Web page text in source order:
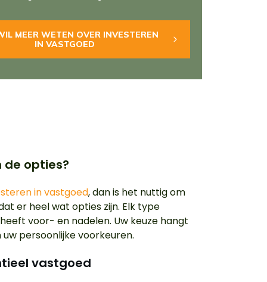
MEER WETEN OVER INVESTEREN
IN VASTGOED
de opties?
in vastgoed, dan is het nuttig om
er heel wat opties zijn. Elk type
voor- en nadelen. Uw keuze hangt
uw persoonlijke voorkeuren.
vastgoed